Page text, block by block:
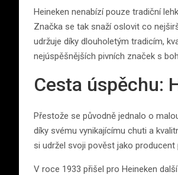
Heineken nenabízí pouze tradiční
Značka se tak snaží oslovit co
udržuje díky dlouholetým tradicím,
nejúspěšnějších pivních značek s
Cesta úspěchu:
Přestože se původně jednalo o
díky svému vynikajícímu chuti a
si udržel svoji pověst jako producent
V roce 1933 přišel pro Heineken